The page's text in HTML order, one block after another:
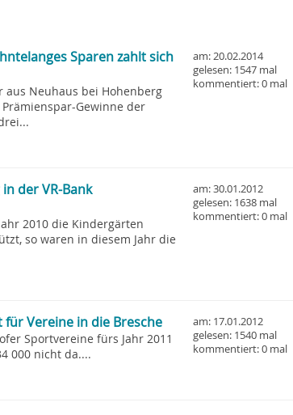
am: 20.02.2014
gelesen: 1547 mal
kommentiert: 0 mal
Sparen zahlt sich
aus Neuhaus bei Hohenberg
Gewinne der
am: 30.01.2012
gelesen: 1638 mal
kommentiert: 0 mal
der VR-Bank
2010 die Kindergärten
so waren in diesem Jahr die
am: 17.01.2012
gelesen: 1540 mal
kommentiert: 0 mal
Vereine in die Bresche
Sportvereine fürs Jahr 2011
000 nicht da....